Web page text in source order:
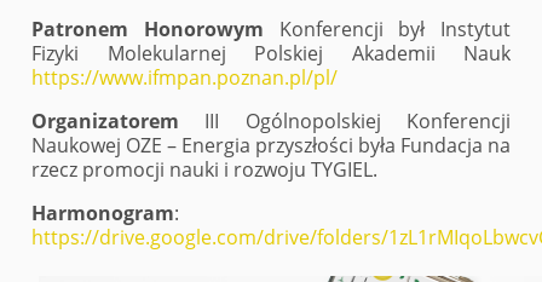
Patronem Honorowym Konferencji był Instytut
Fizyki Molekularnej Polskiej Akademii Nauk
https://www.ifmpan.poznan.pl/pl/
Organizatorem III Ogólnopolskiej Konferencji
Naukowej OZE – Energia przyszłości była Fundacja na
rzecz promocji nauki i rozwoju TYGIEL.
Harmonogram:
https://drive.google.com/drive/folders/